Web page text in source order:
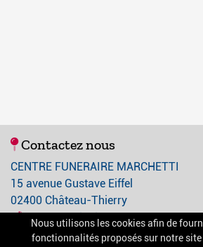
Contactez nous
CENTRE FUNERAIRE MARCHETTI
15 avenue Gustave Eiffel
02400 Château-Thierry
03 23 84 21 21
contact@centre-funeraire-
Nous utilisons les cookies afin de
fonctionnalités proposés sur notre site